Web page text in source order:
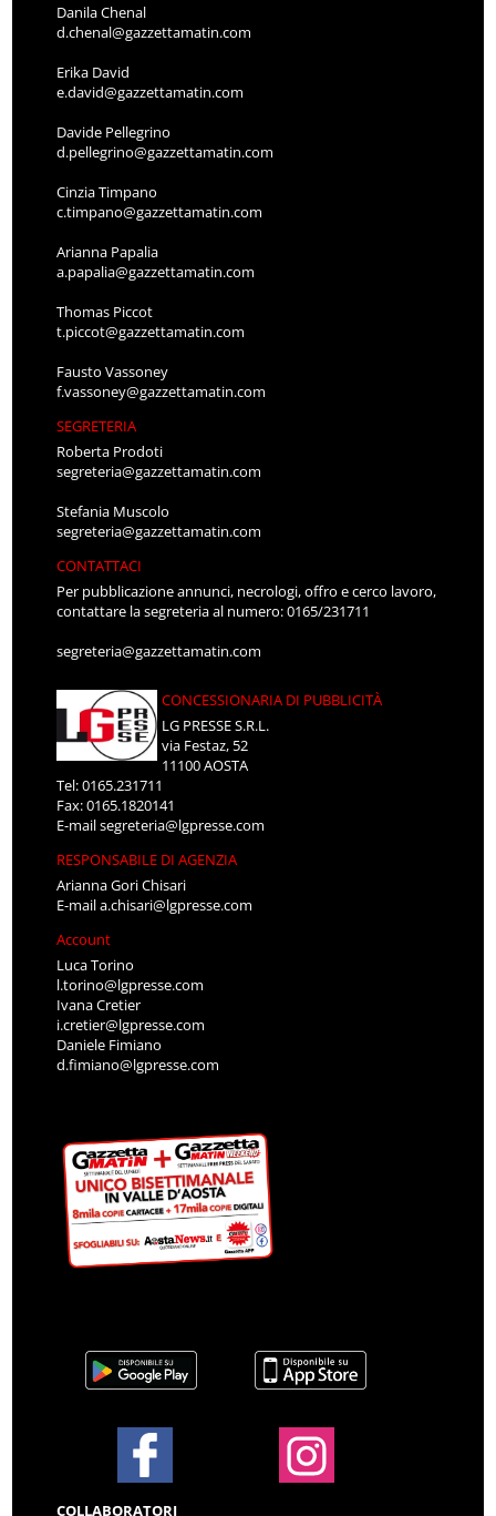
Danila Chenal
d.chenal@gazzettamatin.com
Erika David
e.david@gazzettamatin.com
Davide Pellegrino
d.pellegrino@gazzettamatin.com
Cinzia Timpano
c.timpano@gazzettamatin.com
Arianna Papalia
a.papalia@gazzettamatin.com
Thomas Piccot
t.piccot@gazzettamatin.com
Fausto Vassoney
f.vassoney@gazzettamatin.com
SEGRETERIA
Roberta Prodoti
segreteria@gazzettamatin.com
Stefania Muscolo
segreteria@gazzettamatin.com
CONTATTACI
Per pubblicazione annunci, necrologi, offro e cerco lavoro,
contattare la segreteria al numero: 0165/231711
segreteria@gazzettamatin.com
CONCESSIONARIA DI PUBBLICITÀ
LG PRESSE S.R.L.
via Festaz, 52
11100 AOSTA
Tel: 0165.231711
Fax: 0165.1820141
E-mailsegreteria@lgpresse.com
RESPONSABILE DI AGENZIA
Arianna Gori Chisari
E-maila.chisari@lgpresse.com
Account
Luca Torino
l.torino@lgpresse.com
Ivana Cretier
i.cretier@lgpresse.com
Daniele Fimiano
d.fimiano@lgpresse.com
COLLABORATORI